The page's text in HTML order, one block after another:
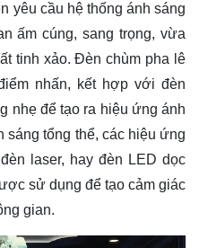
yêu cầu hệ thống ánh sáng
ấm cúng, sang trọng, vừa
tinh xảo. Đèn chùm pha lê
nhấn, kết hợp với đèn
nhẹ để tạo ra hiệu ứng ánh
sáng tổng thể, các hiệu ứng
laser, hay đèn LED dọc
sử dụng để tạo cảm giác
gian.